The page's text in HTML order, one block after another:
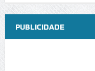
PUBLICIDADE